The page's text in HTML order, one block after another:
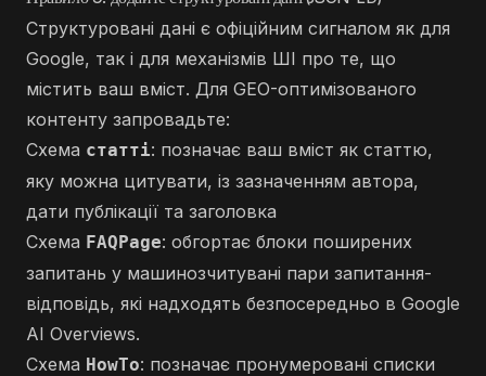
Структуровані дані є офіційним сигналом як для
Google, так і для механізмів ШІ про те, що
містить ваш вміст. Для GEO-оптимізованого
контенту запровадьте:
Схема статті: позначає ваш вміст як статтю,
яку можна цитувати, із зазначенням автора,
дати публікації та заголовка
Схема FAQPage: обгортає блоки поширених
запитань у машинозчитувані пари запитання-
відповідь, які надходять безпосередньо в Google
AI Overviews.
Схема HowTo: позначає пронумеровані списки